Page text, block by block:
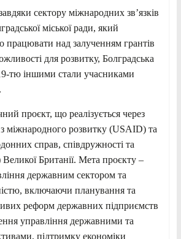
сектору міжнародних зв’язків
міської ради, який
працювати над залученням грантів
для розвитку, Болградська
тю іншими стали учасниками
проєкт, що реалізується через
розвитку (USAID) та
справ, cпівдружності та
Британії. Мета проєкту –
державним сектором та
включаючи планування та
реформ державних підприємств
управління державними та
підтримку економіки